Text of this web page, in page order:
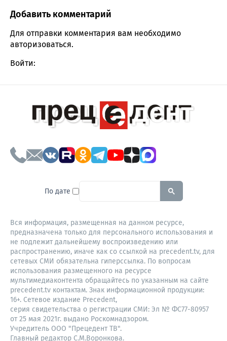
Comment section
Добавить комментарий
Для отправки комментария вам необходимо
авторизоваться.
Войти:
По дате To search this site, enter a
Вся информация, размещенная на данном ресурсе,
предназначена только для персонального использования и
не подлежит дальнейшему воспроизведению или
распространению, иначе как со ссылкой на precedent.tv, для
сетевых СМИ обязательна гиперссылка. По вопросам
использования размещенного на ресурсе
мультимедиаконтента обращайтесь по указанным на сайте
precedent.tv контактам. Знак информационной продукции:
16+. Сетевое издание Precedent,
серия свидетельства о регистрации СМИ: Эл № ФС77-80957
от 25 мая 2021г. выдано Роскомнадзором.
Учредитель ООО "Прецедент ТВ".
Главный редактор С.М.Воронкова.